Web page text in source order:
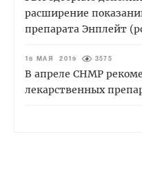
расширение
препарата Энплейт
18 МАЯ 2019 3575
В апреле CHMP
лекарственных